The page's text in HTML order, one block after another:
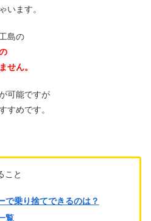
います。
島の
せん。
可能ですが
すめです。
こと
で乗り捨てできるのは？
覧